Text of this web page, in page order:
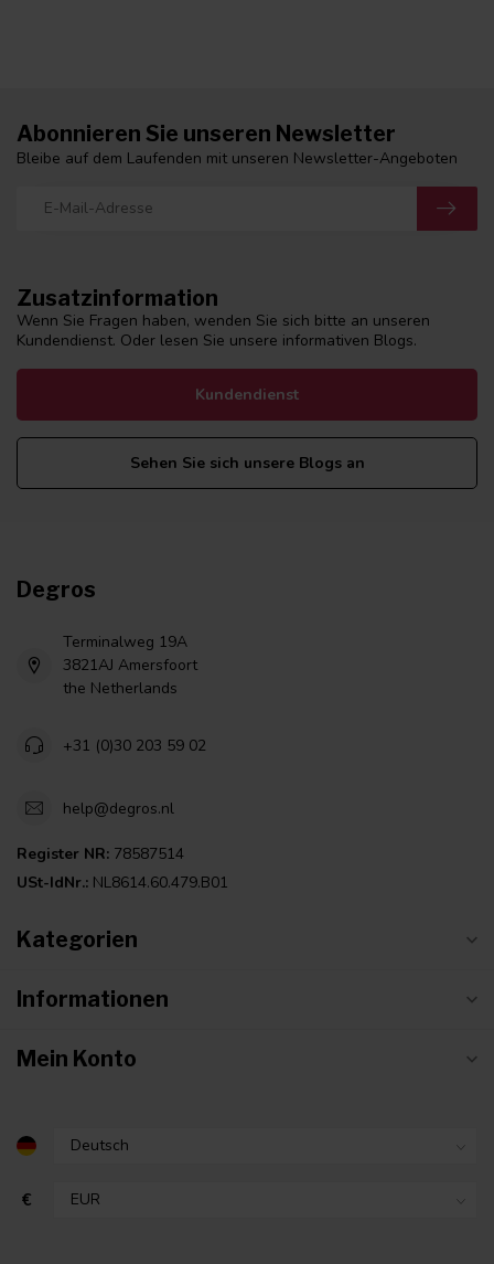
Zusatzinformation
Wenn Sie Fragen haben, wenden Sie sich bitte an unseren
Kundendienst. Oder lesen Sie unsere informativen Blogs.
Kundendienst
Sehen Sie sich unsere Blogs an
Abonnieren Sie unseren Newsletter
Bleibe auf dem Laufenden mit unseren Newsletter-Angeboten
Degros
Terminalweg 19A
3821AJ Amersfoort
the Netherlands
+31 (0)30 203 59 02
help@degros.nl
Register NR: 78587514
USt-IdNr.: NL8614.60.479.B01
Kategorien
Informationen
Mein Konto
€